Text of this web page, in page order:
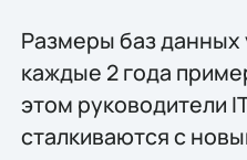
Размеры баз данных
каждые 2 года
этом руководители
сталкиваются с